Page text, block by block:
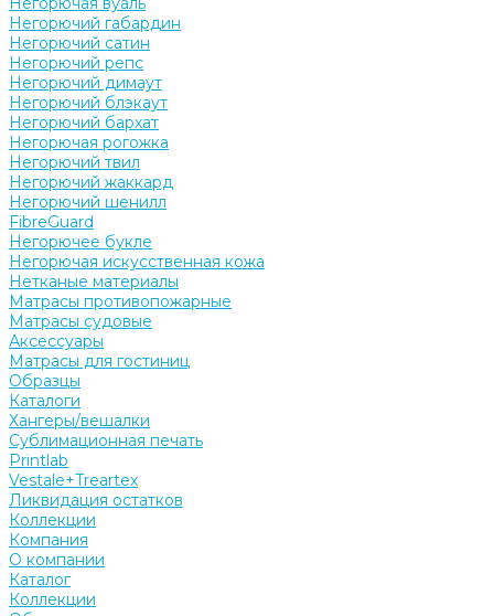
Негорючий габардин
Негорючий сатин
Негорючий репс
Негорючий димаут
Негорючий блэкаут
Негорючий бархат
Негорючая рогожка
Негорючий твил
Негорючий жаккард
Негорючий шенилл
FibreGuard
Негорючее букле
Негорючая искусственная кожа
Нетканые материалы
Матрасы противопожарные
Матрасы судовые
Аксессуары
Матрасы для гостиниц
Образцы
Каталоги
Хангеры/вешалки
Сублимационная печать
Printlab
Vestale+Treartex
Ликвидация остатков
Коллекции
Компания
О компании
Каталог
Коллекции